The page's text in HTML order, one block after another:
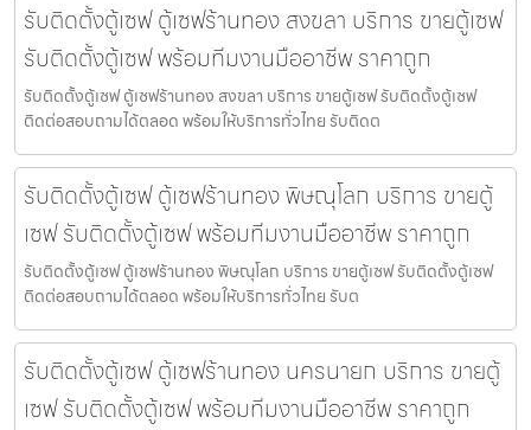
รับติดตั้งตู้เซฟ ตู้เซฟร้านทอง สงขลา บริการ ขายตู้เซฟ
รับติดตั้งตู้เซฟ พร้อมทีมงานมืออาชีพ ราคาถูก
รับติดตั้งตู้เซฟ ตู้เซฟร้านทอง สงขลา บริการ ขายตู้เซฟ รับติดตั้งตู้เซฟ
ติดต่อสอบถามได้ตลอด พร้อมให้บริการทั่วไทย รับติดต
รับติดตั้งตู้เซฟ ตู้เซฟร้านทอง พิษณุโลก บริการ ขายตู้
เซฟ รับติดตั้งตู้เซฟ พร้อมทีมงานมืออาชีพ ราคาถูก
รับติดตั้งตู้เซฟ ตู้เซฟร้านทอง พิษณุโลก บริการ ขายตู้เซฟ รับติดตั้งตู้เซฟ
ติดต่อสอบถามได้ตลอด พร้อมให้บริการทั่วไทย รับต
รับติดตั้งตู้เซฟ ตู้เซฟร้านทอง นครนายก บริการ ขายตู้
เซฟ รับติดตั้งตู้เซฟ พร้อมทีมงานมืออาชีพ ราคาถูก